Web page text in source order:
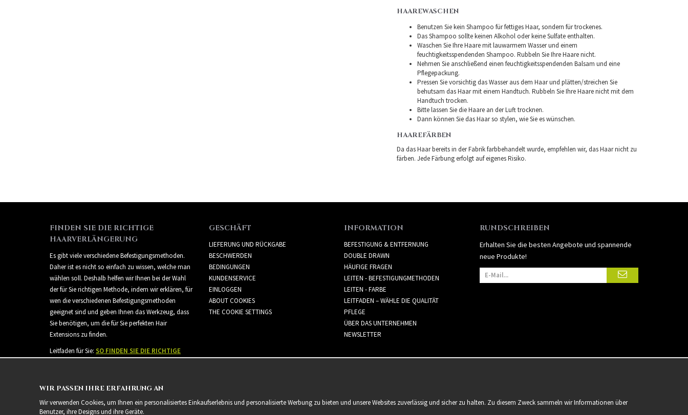
HAAREWASCHEN
Benutzen Sie kein Shampoo für fettiges Haar, sondern für trockenes.
Das Shampoo sollte keinen Alkohol oder keine Sulfate enthalten.
Waschen Sie Ihre Haare mit lauwarmem Wasser und einem
feuchtigkeitsspendenden Shampoo. Rubbeln Sie Ihre Haare nicht.
Nehmen Sie anschließend einen feuchtigkeitsspendenden Balsam und eine
Pflegepackung.
Pressen Sie vorsichtig das Wasser aus dem Haar und plätten/streichen Sie
behutsam das Haar mit einem Handtuch. Rubbeln Sie Ihre Haare nicht mit dem
Handtuch trocken.
Bitte lassen Sie die Haare an der Luft trocknen.
Dann können Sie das Haar so stylen, wie Sie es wünschen.
HAAREFÄRBEN
Da das Haar bereits in der Fabrik farbbehandelt wurde, empfehlen wir, das Haar nicht zu
färben. Jede Färbung erfolgt auf eigenes Risiko.
FINDEN SIE DIE RICHTIGE
HAARVERLÄNGERUNG
Es gibt viele verschiedene Befestigungsmethoden.
Daher ist es nicht so einfach zu wissen, welche man
wählen soll. Deshalb helfen wir Ihnen bei der Wahl
der für Sie richtigen Methode, indem wir erklären, für
wen die verschiedenen Befestigungsmethoden
geeignet sind und geben Ihnen das Werkzeug, dass
Sie benötigen, um die für Sie perfekten Hair
Extensions zu finden.
Leitfaden für Sie: SO FINDEN SIE DIE RICHTIGE
GESCHÄFT
LIEFERUNG UND RÜCKGABE
BESCHWERDEN
BEDINGUNGEN
KUNDENSERVICE
EINLOGGEN
ABOUT COOKIES
THE COOKIE SETTINGS
INFORMATION
BEFESTIGUNG & ENTFERNUNG
DOUBLE DRAWN
HÄUFIGE FRAGEN
LEITEN - BEFESTIGUNGMETHODEN
LEITEN - FARBE
LEITFADEN – WÄHLE DIE QUALITÄT
PFLEGE
ÜBER DAS UNTERNEHMEN
NEWSLETTER
RUNDSCHREIBEN
Erhalten Sie die besten Angebote und spannende
neue Produkte!
WIR PASSEN IHRE ERFAHRUNG AN
Wir verwenden Cookies, um Ihnen ein personalisiertes Einkaufserlebnis und personalisierte Werbung zu bieten und unsere Websites zuverlässig und sicher zu halten. Zu diesem Zweck sammeln wir Informationen über
Benutzer, ihre Designs und ihre Geräte.